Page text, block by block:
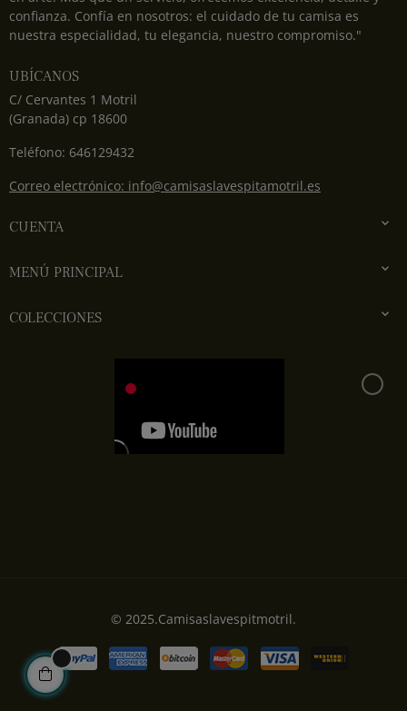
confianza. Confía en nosotros: el cuidado de tu camisa es
nuestra especialidad, tu elegancia, nuestro compromiso."
UBÍCANOS
C/ Cervantes 1 Motril
(Granada) cp 18600
Teléfono: 646129432
Correo electrónico: info@camisaslavespitamotril.es
CUENTA 
MENÚ PRINCIPAL 
COLECCIONES 
© 2025.Camisaslavespitmotril.